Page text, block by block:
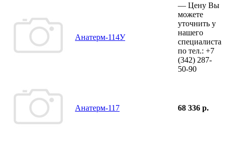
Анатерм-114У
— Цену Вы
можете
уточнить у
нашего
специалиста
по тел.: +7
(342) 287-
50-90
Анатерм-117 68 336 р.